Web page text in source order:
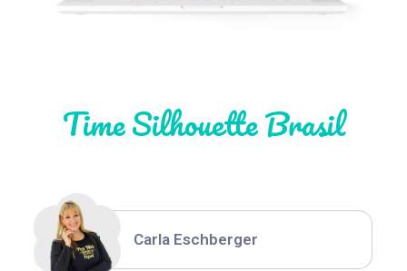
Time Silhouette Brasil
Thiara Ney
Carla Eschberger